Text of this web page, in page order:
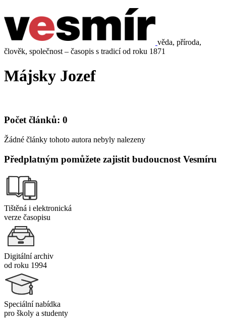
věda, příroda,
člověk, společnost – časopis s tradicí od roku 1871
Májsky Jozef
Počet článků: 0
Žádné články tohoto autora nebyly nalezeny
Předplatným pomůžete zajistit budoucnost Vesmíru
Tištěná i elektronická
verze časopisu
Digitální archiv
od roku 1994
Speciální nabídka
pro školy a studenty